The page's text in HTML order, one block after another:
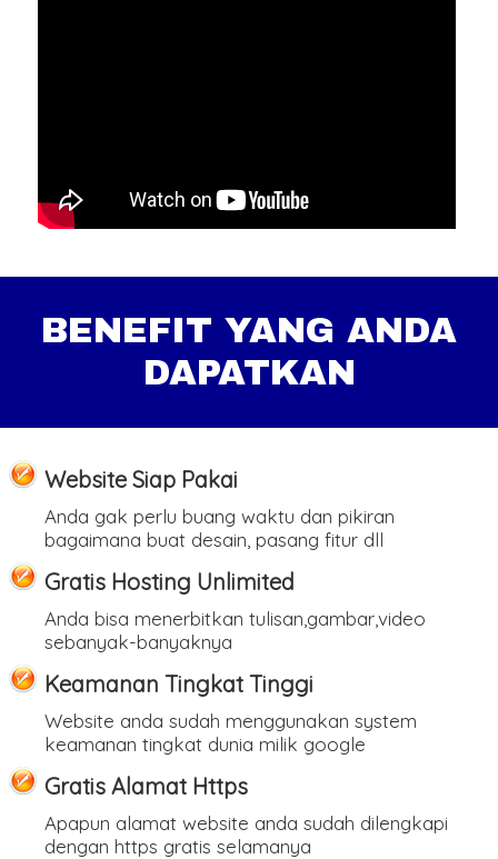
BENEFIT YANG ANDA
DAPATKAN
Website Siap Pakai
Anda gak perlu buang waktu dan pikiran
bagaimana buat desain, pasang fitur dll
Gratis Hosting Unlimited
Anda bisa menerbitkan tulisan,gambar,video
sebanyak-banyaknya
Keamanan Tingkat Tinggi
Website anda sudah menggunakan system
keamanan tingkat dunia milik google
Gratis Alamat Https
Apapun alamat website anda sudah dilengkapi
dengan https gratis selamanya